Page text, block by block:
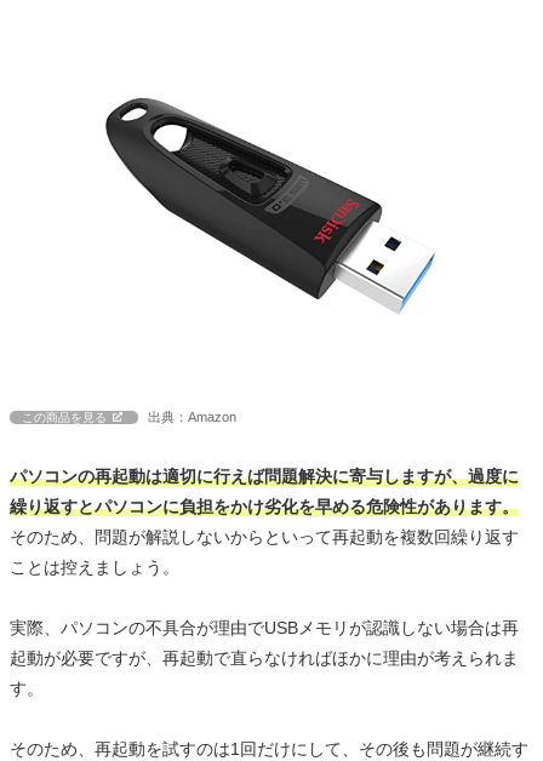
この商品を見る 出典：Amazon
パソコンの再起動は適切に行えば問題解決に寄与しますが、過度に
繰り返すとパソコンに負担をかけ劣化を早める危険性があります。
そのため、問題が解説しないからといって再起動を複数回繰り返す
ことは控えましょう。
実際、パソコンの不具合が理由でUSBメモリが認識しない場合は再
起動が必要ですが、再起動で直らなければほかに理由が考えられま
す。
そのため、再起動を試すのは1回だけにして、その後も問題が継続す